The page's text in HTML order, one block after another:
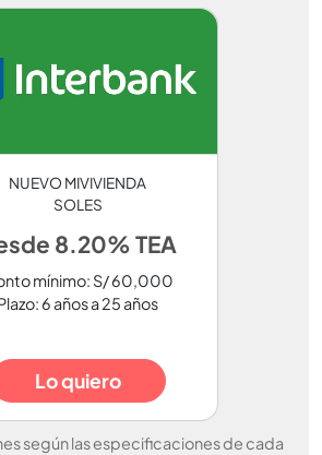
NUEVO MIVIVIENDA
SOLES
8.20% TEA
mínimo: S/ 60,000
6 años a 25 años
Lo quiero
según las especificaciones de cada